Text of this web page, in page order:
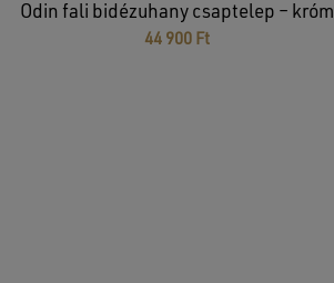
Odin fali bidézuhany csaptelep – króm
44 900 Ft